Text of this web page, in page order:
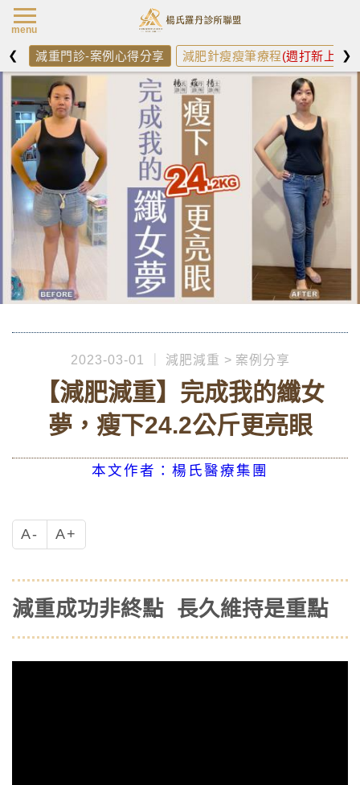
❮ 減重門診-案例心得分享 減肥針瘦瘦筆療程(週打新上架)
❯
2023-03-01 減肥減重 案例分享
【減肥減重】完成我的纖女
夢，瘦下24.2公斤更亮眼
本文作者：楊氏醫療集團
A- A+
減重成功非終點 長久維持是重點
menu